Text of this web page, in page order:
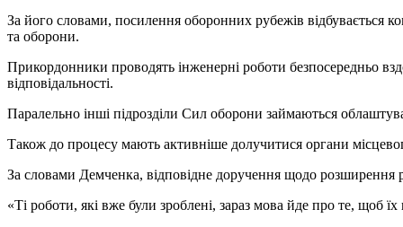
За його словами, посилення оборонних рубежів відбувається
та оборони.
Прикордонники проводять інженерні роботи безпосередньо
відповідальності.
Паралельно інші підрозділи Сил оборони займаються
Також до процесу мають активніше долучитися органи
За словами Демченка, відповідне доручення щодо розширення
«Ті роботи, які вже були зроблені, зараз мова йде про те,